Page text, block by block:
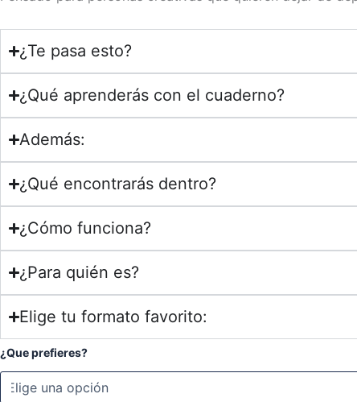
¿Te pasa esto?
¿Qué aprenderás con el cuaderno?
Además:
¿Qué encontrarás dentro?
¿Cómo funciona?
¿Para quién es?
Elige tu formato favorito:
¿Que prefieres?
Laboratorio
creativo.
Módulo02:
Forma